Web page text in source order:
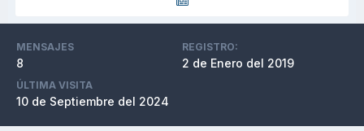
MENSAJES
8
REGISTRO:
2 de Enero del 2019
ÚLTIMA VISITA
10 de Septiembre del 2024